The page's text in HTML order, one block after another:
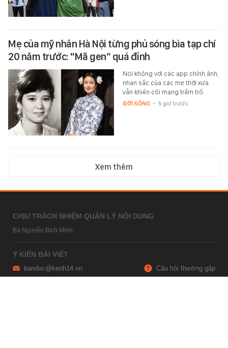
Mẹ của mỹ nhân Hà Nội từng phủ sóng bìa tạp chí
20 năm trước: "Mã gen” quá đỉnh
Nói không với các app chỉnh ảnh,
nhan sắc của các mẹ thời xưa
vẫn khiến cõi mạng trầm trồ.
ĐỜI SỐNG - 5 giờ trước
Xem thêm
CHỊU TRÁCH NHIỆM QUẢN LÝ NỘI DUNG
Bà Nguyễn Bích Minh
Ý KIẾN BÀI VIẾT
bandoc@kenh14.vn Câu hỏi thường gặp